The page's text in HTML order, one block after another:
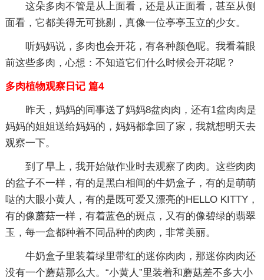
这朵多肉不管是从上面看，还是从正面看，甚至从侧
面看，它都美得无可挑剔，真像一位亭亭玉立的少女。
听妈妈说，多肉也会开花，有各种颜色呢。我看着眼
前这些多肉，心想：不知道它们什么时候会开花呢？
多肉植物观察日记 篇4
昨天，妈妈的同事送了妈妈8盆肉肉，还有1盆肉肉是
妈妈的姐姐送给妈妈的，妈妈都拿回了家，我就想明天去
观察一下。
到了早上，我开始做作业时去观察了肉肉。这些肉肉
的盆子不一样，有的是黑白相间的牛奶盒子，有的是萌萌
哒的大眼小黄人，有的是既可爱又漂亮的HELLO KITTY，
有的像蘑菇一样，有着蓝色的斑点，又有的像碧绿的翡翠
玉，每一盒都种着不同品种的肉肉，非常美丽。
牛奶盒子里装着绿里带红的迷你肉肉，那迷你肉肉还
没有一个蘑菇那么大。“小黄人”里装着和蘑菇差不多大小